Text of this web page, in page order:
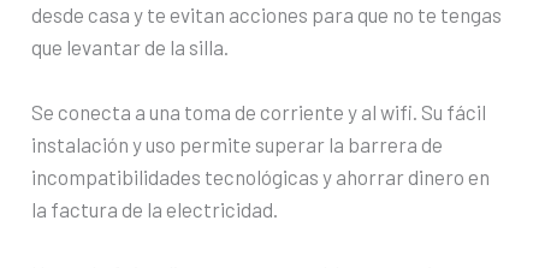
desde casa y te evitan acciones para que no te tengas
que levantar de la silla.
Se conecta a una toma de corriente y al wifi. Su fácil
instalación y uso permite superar la barrera de
incompatibilidades tecnológicas y ahorrar dinero en
la factura de la electricidad.